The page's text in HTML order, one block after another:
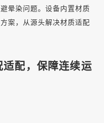
晕染问题。设备内置材质
案，从源头解决材质适配
配，保障连续运